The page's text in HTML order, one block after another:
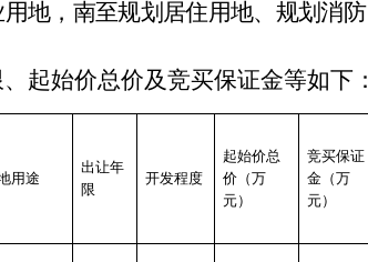
地，南至规划居住用地、规划消防
起始价总价及竞买保证金等如下 ：
用途
出让年
限
开发程度
起始价总
价（万
元）
竞买保证
金（万
元）